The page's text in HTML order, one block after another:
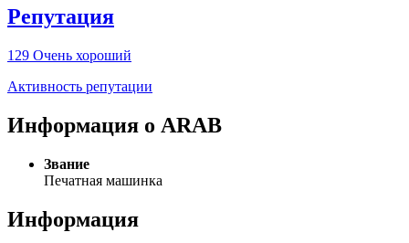
Репутация
129 Очень хороший
Активность репутации
Информация о ARAB
Звание
Печатная машинка
Информация